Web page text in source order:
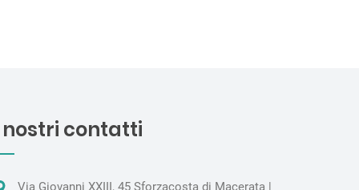
nostri contatti
Via Giovanni XXIII, 45 Sforzacosta di Macerata |